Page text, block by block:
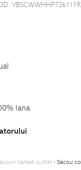
lana
barbati outlet Sacou